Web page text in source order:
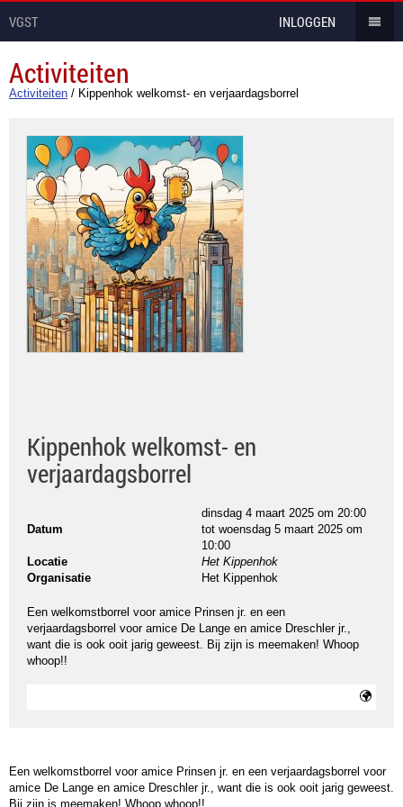
VGST INLOGGEN
Activiteiten
Activiteiten / Kippenhok welkomst- en verjaardagsborrel
Kippenhok welkomst- en
verjaardagsborrel
Datum
dinsdag 4 maart 2025 om 20:00
tot woensdag 5 maart 2025 om
10:00
Locatie
Het Kippenhok
Organisatie
Het Kippenhok
Een welkomstborrel voor amice Prinsen jr. en een
verjaardagsborrel voor amice De Lange en amice Dreschler jr.,
want die is ook ooit jarig geweest. Bij zijn is meemaken! Whoop
whoop!!
Een welkomstborrel voor amice Prinsen jr. en een verjaardagsborrel voor
amice De Lange en amice Dreschler jr., want die is ook ooit jarig geweest.
Bij zijn is meemaken! Whoop whoop!!